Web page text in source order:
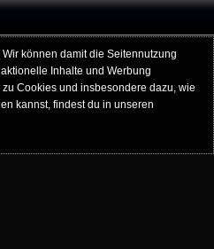
können damit die Seitennutzung
Inhalte und Werbung
Cookies und insbesondere dazu, wie
kannst, findest du in unseren